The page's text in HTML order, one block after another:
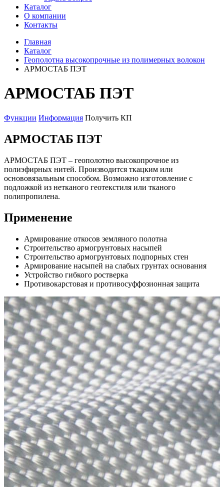
Каталог
О компании
Контакты
Главная
Каталог
Геополотна высокопрочные из полимерных волокон
АРМОСТАБ ПЭТ
АРМОСТАБ ПЭТ
Функции Информация Получить КП
АРМОСТАБ ПЭТ
АРМОСТАБ ПЭТ – геополотно высокопрочное из
полиэфирных нитей. Производится ткацким или
основовязальным способом. Возможно изготовление с
подложкой из нетканого геотекстиля или тканого
полипропилена.
Применение
Армирование откосов земляного полотна
Строительство армогрунтовых насыпей
Строительство армогрунтовых подпорных стен
Армирование насыпей на слабых грунтах основания
Устройство гибкого ростверка
Противокарстовая и противосуффозионная защита